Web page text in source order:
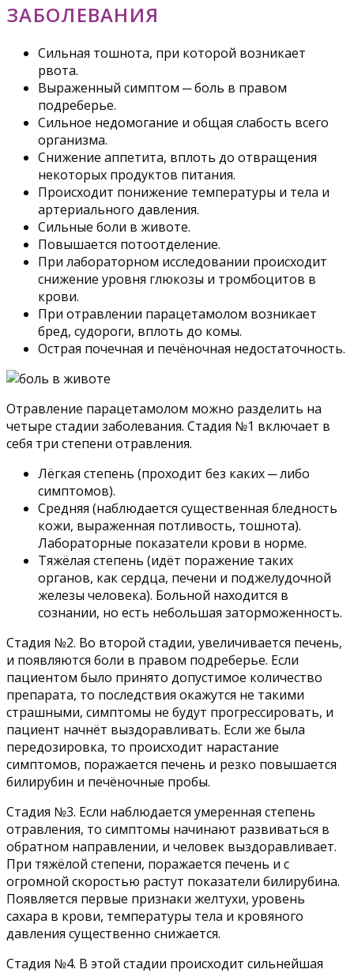
ЗАБОЛЕВАНИЯ
Сильная тошнота, при которой возникает
рвота.
Выраженный симптом ─ боль в правом
подреберье.
Сильное недомогание и общая слабость всего
организма.
Снижение аппетита, вплоть до отвращения
некоторых продуктов питания.
Происходит понижение температуры и тела и
артериального давления.
Сильные боли в животе.
Повышается потоотделение.
При лабораторном исследовании происходит
снижение уровня глюкозы и тромбоцитов в
крови.
При отравлении парацетамолом возникает
бред, судороги, вплоть до комы.
Острая почечная и печёночная недостаточность.
Отравление парацетамолом можно разделить на
четыре стадии заболевания. Стадия №1 включает в
себя три степени отравления.
Лёгкая степень (проходит без каких ─ либо
симптомов).
Средняя (наблюдается существенная бледность
кожи, выраженная потливость, тошнота).
Лабораторные показатели крови в норме.
Тяжёлая степень (идёт поражение таких
органов, как сердца, печени и поджелудочной
железы человека). Больной находится в
сознании, но есть небольшая заторможенность.
Стадия №2. Во второй стадии, увеличивается печень,
и появляются боли в правом подреберье. Если
пациентом было принято допустимое количество
препарата, то последствия окажутся не такими
страшными, симптомы не будут прогрессировать, и
пациент начнёт выздоравливать. Если же была
передозировка, то происходит нарастание
симптомов, поражается печень и резко повышается
билирубин и печёночные пробы.
Стадия №3. Если наблюдается умеренная степень
отравления, то симптомы начинают развиваться в
обратном направлении, и человек выздоравливает.
При тяжёлой степени, поражается печень и с
огромной скоростью растут показатели билирубина.
Появляется первые признаки желтухи, уровень
сахара в крови, температуры тела и кровяного
давления существенно снижается.
Стадия №4. В этой стадии происходит сильнейшая